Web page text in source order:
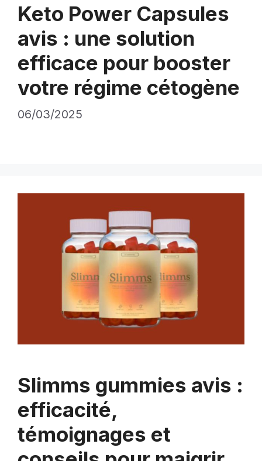
Keto Power Capsules
avis : une solution
efficace pour booster
votre régime cétogène
06/03/2025
Slimms gummies avis :
efficacité,
témoignages et